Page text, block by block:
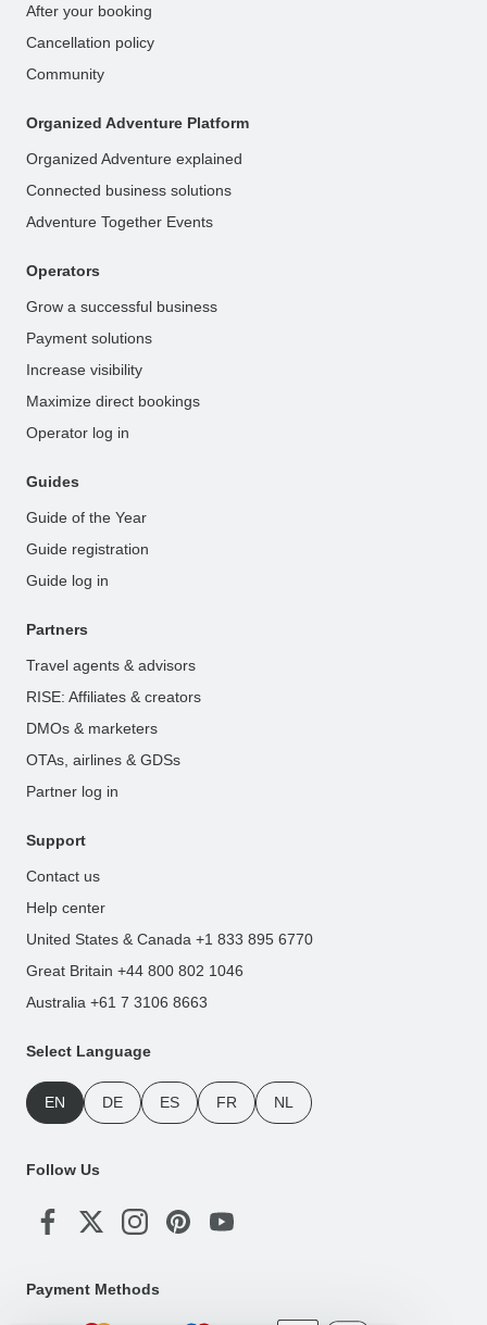
After your booking
Cancellation policy
Community
Organized Adventure Platform
Organized Adventure explained
Connected business solutions
Adventure Together Events
Operators
Grow a successful business
Payment solutions
Increase visibility
Maximize direct bookings
Operator log in
Guides
Guide of the Year
Guide registration
Guide log in
Partners
Travel agents & advisors
RISE: Affiliates & creators
DMOs & marketers
OTAs, airlines & GDSs
Partner log in
Support
Contact us
Help center
United States & Canada +1 833 895 6770
Great Britain +44 800 802 1046
Australia +61 7 3106 8663
Select Language
EN DE ES FR NL
Follow Us
Payment Methods